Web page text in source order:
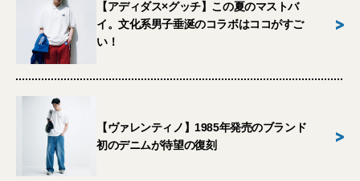
【アディダス×グッチ】この夏のマストバ
イ。文化系男子垂涎のコラボはココがすご
い！
>
【ヴァレンティノ】1985年発売のブランド
初のデニムが待望の復刻
>